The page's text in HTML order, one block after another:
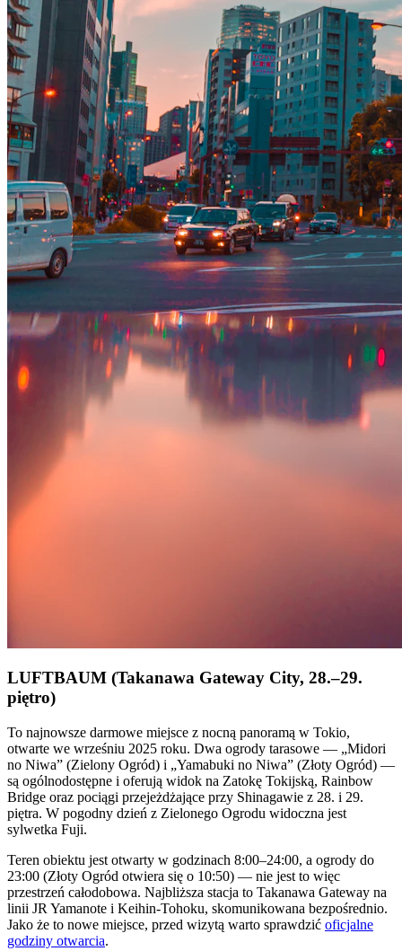
LUFTBAUM (Takanawa Gateway City, 28.–29.
piętro)
To najnowsze darmowe miejsce z nocną panoramą w Tokio,
otwarte we wrześniu 2025 roku. Dwa ogrody tarasowe — „Midori
no Niwa” (Zielony Ogród) i „Yamabuki no Niwa” (Złoty Ogród) —
są ogólnodostępne i oferują widok na Zatokę Tokijską, Rainbow
Bridge oraz pociągi przejeżdżające przy Shinagawie z 28. i 29.
piętra. W pogodny dzień z Zielonego Ogrodu widoczna jest
sylwetka Fuji.
Teren obiektu jest otwarty w godzinach 8:00–24:00, a ogrody do
23:00 (Złoty Ogród otwiera się o 10:50) — nie jest to więc
przestrzeń całodobowa. Najbliższa stacja to Takanawa Gateway na
linii JR Yamanote i Keihin-Tohoku, skomunikowana bezpośrednio.
Jako że to nowe miejsce, przed wizytą warto sprawdzić oficjalne
godziny otwarcia.